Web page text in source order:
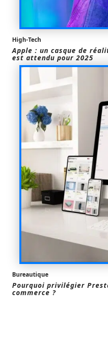
High-Tech
Apple : un casque de
est attendu pour 2025
Bureautique
Pourquoi privilégier
commerce ?